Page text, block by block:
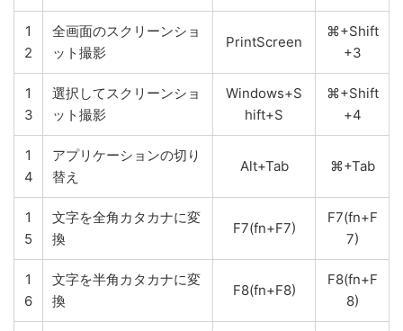
1
2
全画面のスクリーンショ
ット撮影
PrintScreen
⌘+Shift
+3
1
3
選択してスクリーンショ
ット撮影
Windows+S
hift+S
⌘+Shift
+4
1
4
アプリケーションの切り
替え
Alt+Tab ⌘+Tab
1
5
文字を全角カタカナに変
換
F7(fn+F7)
F7(fn+F
7)
1
6
文字を半角カタカナに変
換
F8(fn+F8)
F8(fn+F
8)